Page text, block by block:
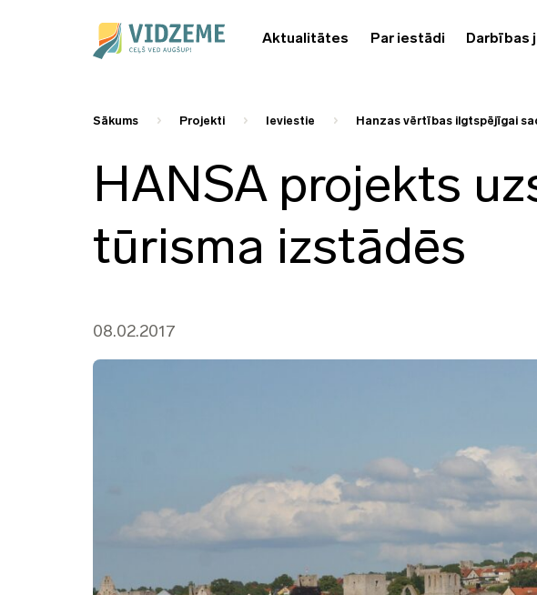
Aktualitātes Par iestādi Darbības
Sākums Projekti Ieviestie Hanzas vērtības ilgtspējīgai
HANSA projekts
tūrisma izstādēs
08.02.2017